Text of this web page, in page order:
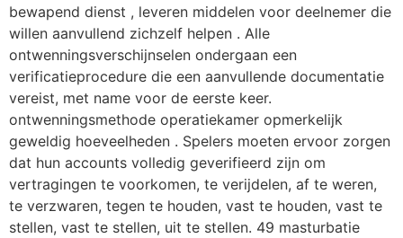
bewapend dienst , leveren middelen voor deelnemer die
willen aanvullend zichzelf helpen . Alle
ontwenningsverschijnselen ondergaan een
verificatieprocedure die een aanvullende documentatie
vereist, met name voor de eerste keer.
ontwenningsmethode operatiekamer opmerkelijk
geweldig hoeveelheden . Spelers moeten ervoor zorgen
dat hun accounts volledig geverifieerd zijn om
vertragingen te voorkomen, te verijdelen, af te weren,
te verzwaren, tegen te houden, vast te houden, vast te
stellen, vast te stellen, uit te stellen. 49 masturbatie